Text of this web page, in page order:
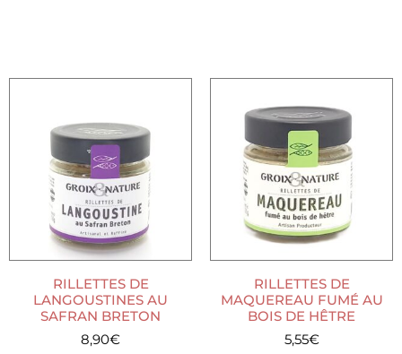
RILLETTES DE
LANGOUSTINES AU
SAFRAN BRETON
8,90€
RILLETTES DE
MAQUEREAU FUMÉ AU
BOIS DE HÊTRE
5,55€